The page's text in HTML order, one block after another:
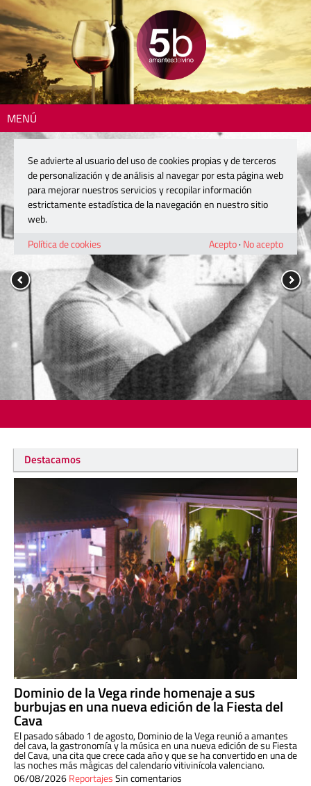
MENÚ
Destacamos
Dominio de la Vega rinde homenaje a sus
burbujas en una nueva edición de la Fiesta del
Cava
El pasado sábado 1 de agosto, Dominio de la Vega reunió a amantes
del cava, la gastronomía y la música en una nueva edición de su Fiesta
del Cava, una cita que crece cada año y que se ha convertido en una de
las noches más mágicas del calendario vitivinícola valenciano.
06/08/2026ReportajesSin comentarios
Se advierte al usuario del uso de cookies propias y de terceros
de personalización y de análisis al navegar por esta página web
para mejorar nuestros servicios y recopilar información
estrictamente estadística de la navegación en nuestro sitio
web.
Política de cookies
Acepto· No acepto